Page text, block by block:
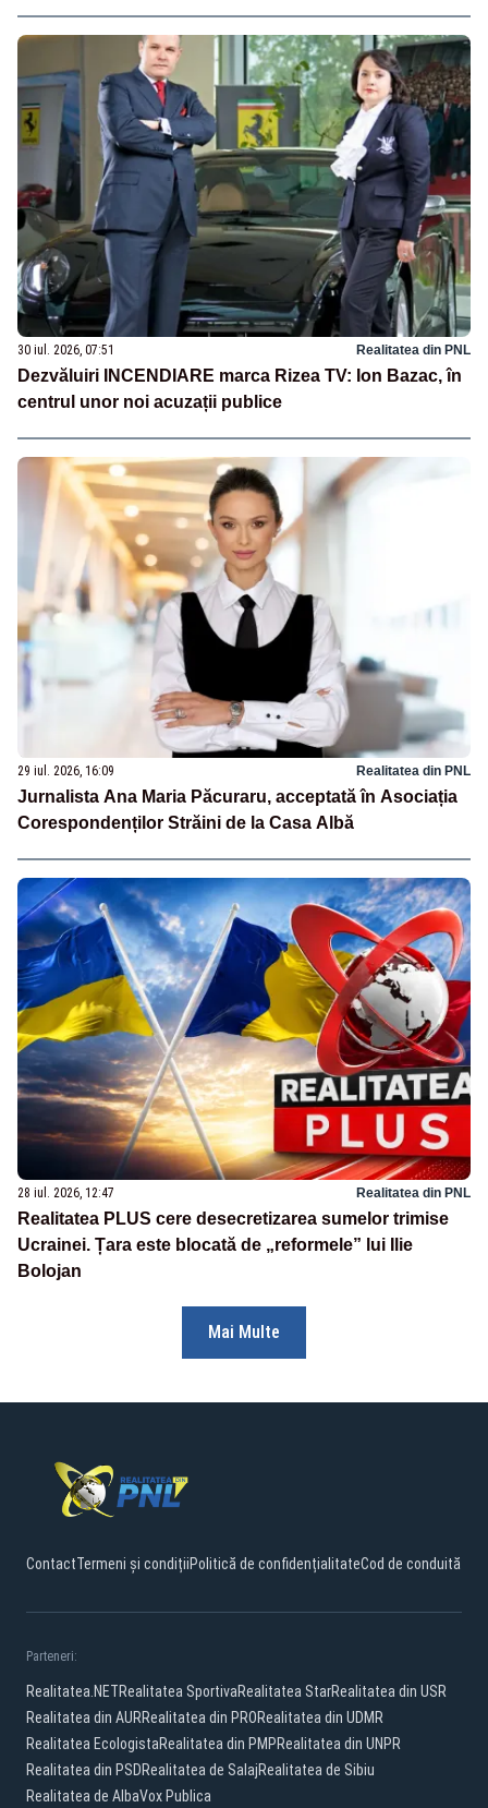
30 iul. 2026, 07:51 Realitatea din PNL
Dezvăluiri INCENDIARE marca Rizea TV: Ion Bazac, în
centrul unor noi acuzații publice
29 iul. 2026, 16:09 Realitatea din PNL
Jurnalista Ana Maria Păcuraru, acceptată în Asociația
Corespondenților Străini de la Casa Albă
28 iul. 2026, 12:47 Realitatea din PNL
Realitatea PLUS cere desecretizarea sumelor trimise
Ucrainei. Țara este blocată de „reformele” lui Ilie
Bolojan
Mai Multe
ContactTermeni și condițiiPolitică de confidențialitateCod de conduită
Parteneri:
Realitatea.NETRealitatea SportivaRealitatea StarRealitatea din USR
Realitatea din AURRealitatea din PRORealitatea din UDMR
Realitatea EcologistaRealitatea din PMPRealitatea din UNPR
Realitatea din PSDRealitatea de SalajRealitatea de Sibiu
Realitatea de AlbaVox Publica